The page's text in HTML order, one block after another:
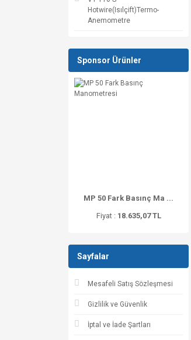
Hotwire(Isılçift)Termo-
Anemometre
Sponsor Ürünler
MP 50 Fark Basınç Ma ...
Fiyat : 18.635,07 TL
Sayfalar
Mesafeli Satış Sözleşmesi
Gizlilik ve Güvenlik
İptal ve İade Şartları